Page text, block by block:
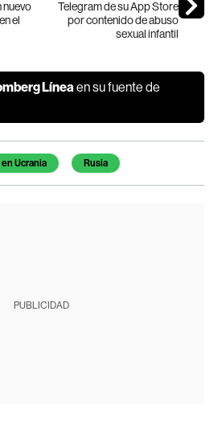
nuevo
el
Telegram de su App Store
por contenido de abuso
sexual infantil
Líneaen su fuente de
Ucrania Rusia
PUBLICIDAD